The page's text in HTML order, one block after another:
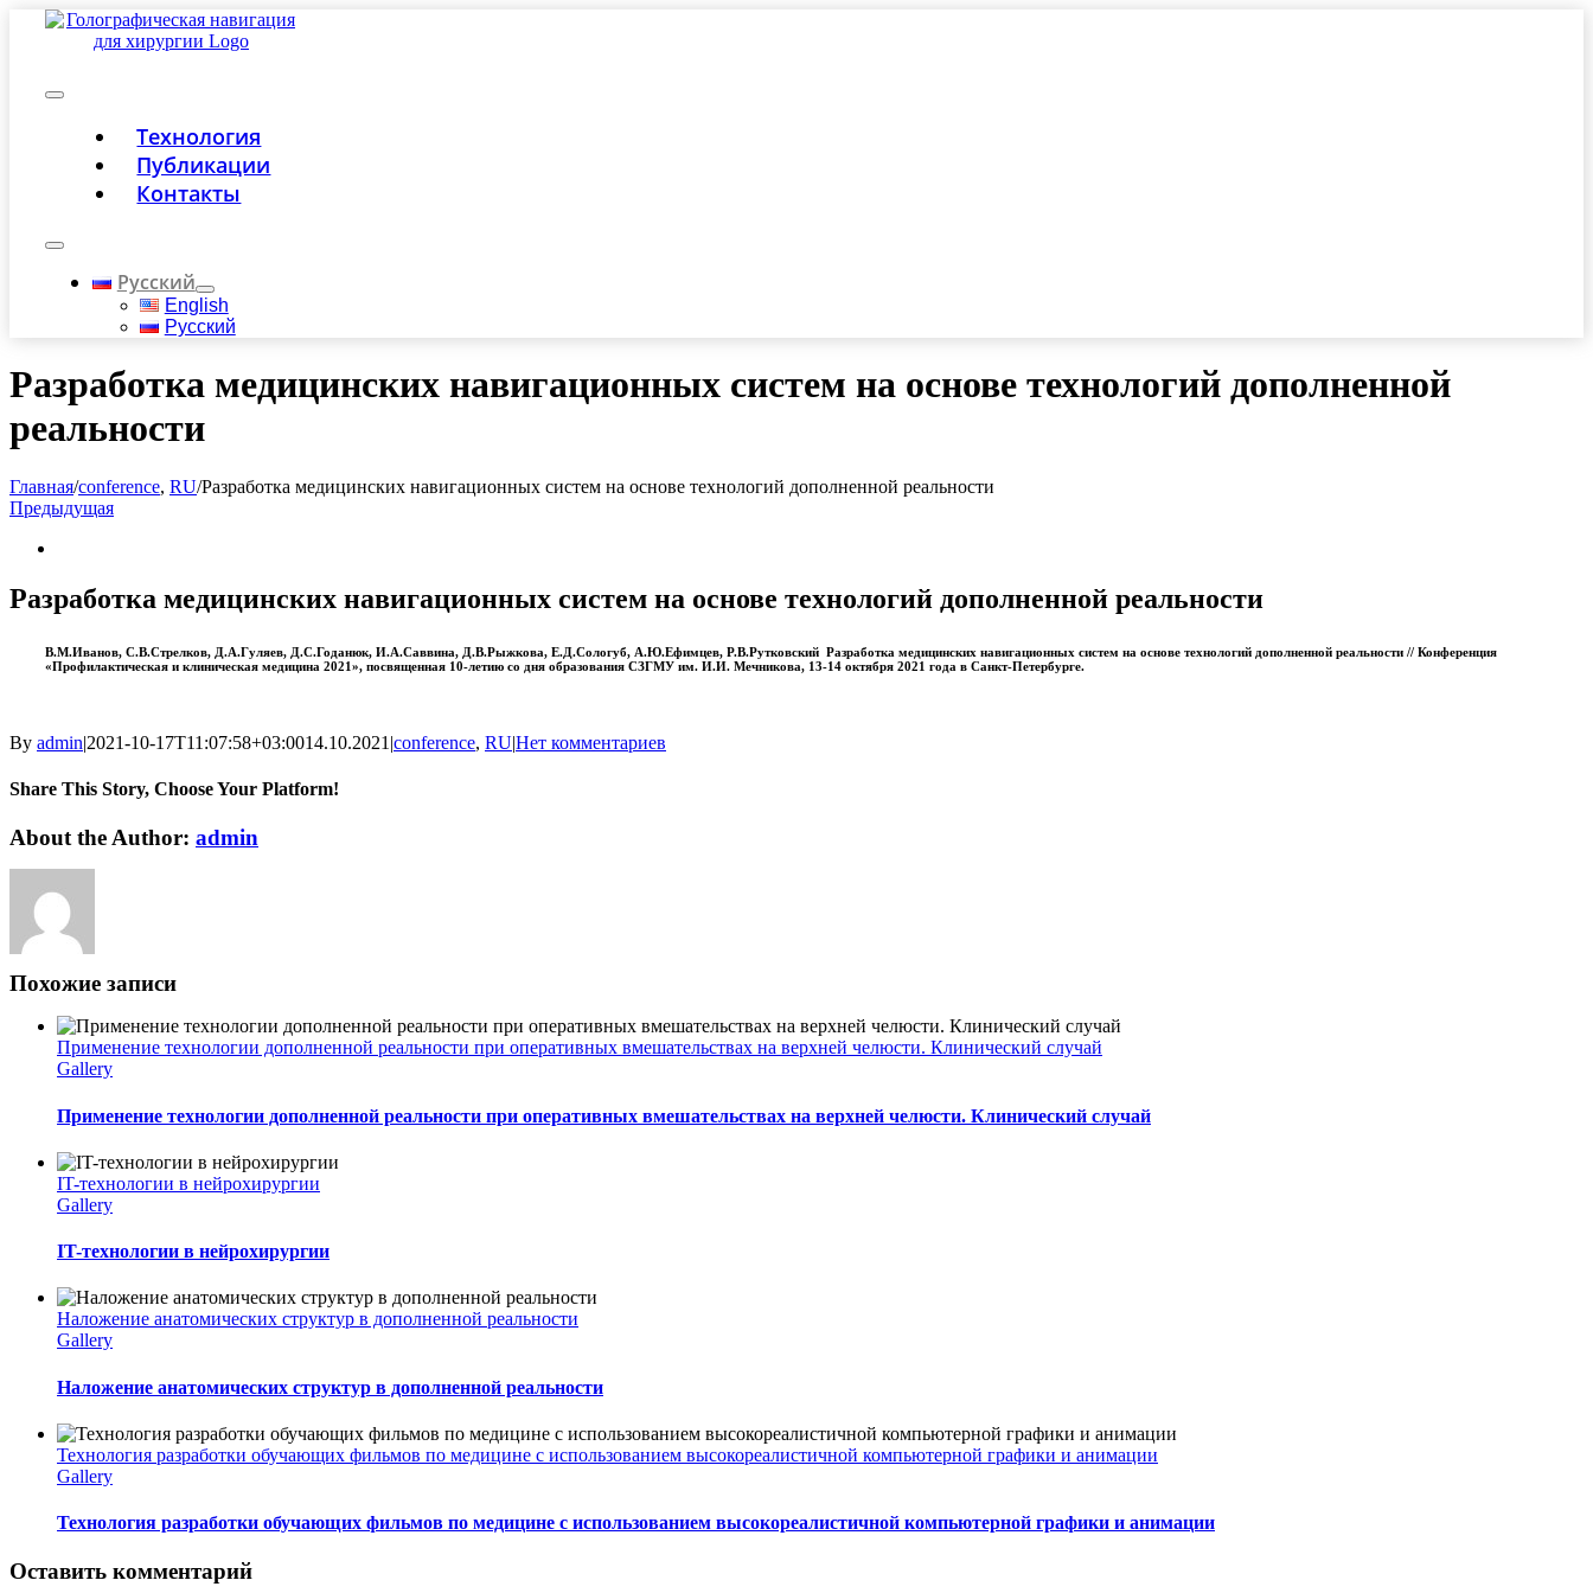
Navigation
Технология
Публикации
Контакты
Toggle
NavigationРусский
English
Русский
Разработка медицинских навигационных систем на основе технологий дополненной
реальности
Главная/conference, RU/Разработка медицинских навигационных систем на основе технологий дополненной реальности
Предыдущая
Image
Разработка медицинских навигационных систем на основе технологий дополненной реальности
В.М.Иванов, С.В.Стрелков, Д.А.Гуляев, Д.С.Годанюк, И.А.Саввина, Д.В.Рыжкова, Е.Д.Сологуб, А.Ю.Ефимцев, Р.В.Рутковский Разработка медицинских навигационных систем на основе технологий дополненной реальности // Конференция
«Профилактическая и клиническая медицина 2021», посвященная 10-летию со дня образования СЗГМУ им. И.И. Мечникова, 13-14 октября 2021 года в Санкт-Петербурге.
By admin|2021-10-17T11:07:58+03:0014.10.2021 |conference, RU|Нет комментариев
Share This Story, Choose Your Platform!
Facebook
Twitter
Reddit
LinkedIn
WhatsApp
Tumblr
Pinterest
Vk
Xing
Email
About the Author: admin
Похожие записи
Применение технологии дополненной реальности при оперативных вмешательствах на верхней челюсти. Клинический случай
Gallery
Применение технологии дополненной реальности при оперативных вмешательствах на верхней челюсти. Клинический случай
IT-технологии в нейрохирургии
Gallery
IT-технологии в нейрохирургии
Наложение анатомических структур в дополненной реальности
Gallery
Наложение анатомических структур в дополненной реальности
Технология разработки обучающих фильмов по медицине с использованием высокореалистичной компьютерной графики и анимации
Gallery
Технология разработки обучающих фильмов по медицине с использованием высокореалистичной компьютерной графики и анимации
Оставить комментарий